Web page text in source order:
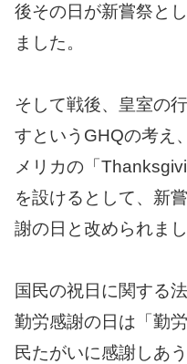
後その日が新嘗祭と
ました。
そして戦後、皇室の
すというGHQの考え
メリカの「
を設けるとして、新
謝の日と改められまし
国民の祝日に関する
勤労感謝の日は「勤
民たがいに感謝しあ